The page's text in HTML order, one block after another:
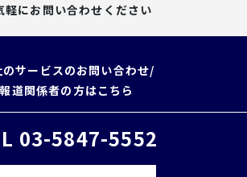
軽にお問い合わせください
のサービスのお問い合わせ/
報道関係者の方はこちら
03-5847-5552